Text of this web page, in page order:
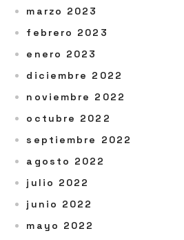
marzo 2023
febrero 2023
enero 2023
diciembre 2022
noviembre 2022
octubre 2022
septiembre 2022
agosto 2022
julio 2022
junio 2022
mayo 2022